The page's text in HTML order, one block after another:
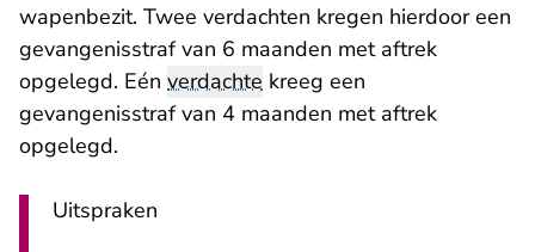
wapenbezit. Twee verdachten kregen hierdoor een
gevangenisstraf van 6 maanden met aftrek
opgelegd. Eén verdachte kreeg een
gevangenisstraf van 4 maanden met aftrek
opgelegd.
Uitspraken